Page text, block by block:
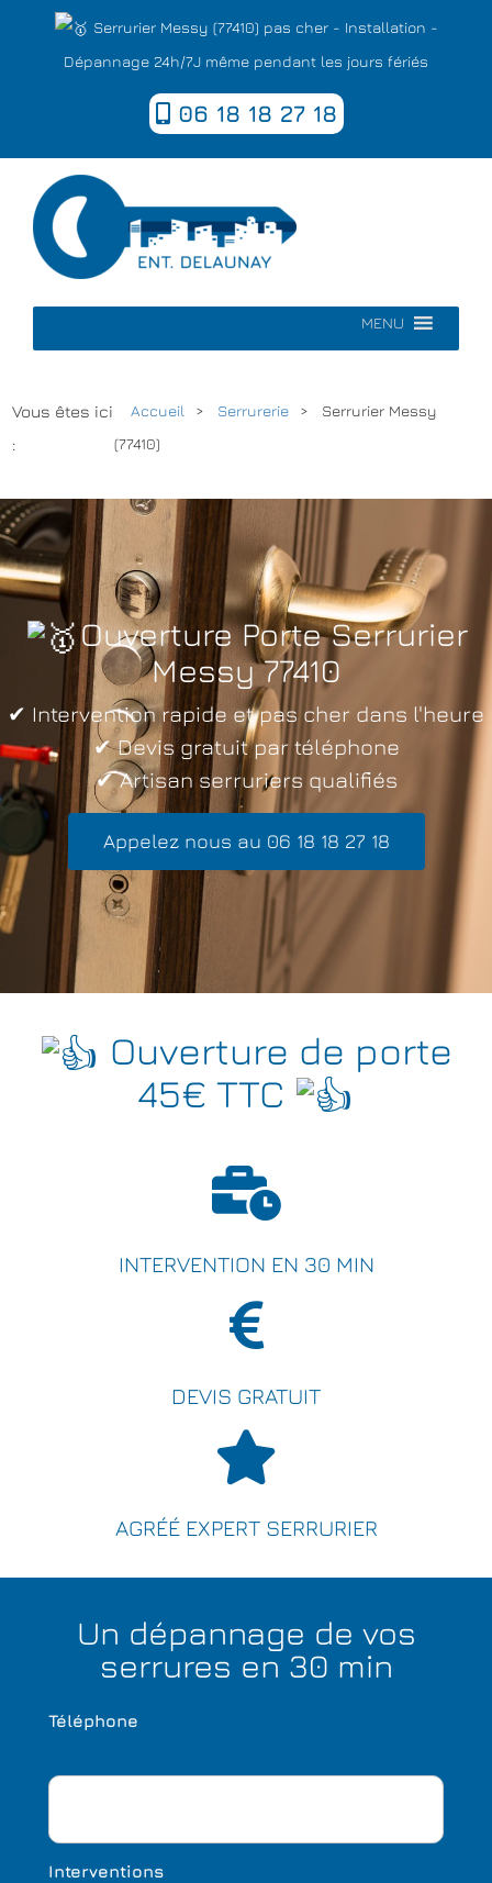
Serrurier Messy (77410) pas cher - Installation -
Dépannage 24h/7J même pendant les jours fériés
06 18 18 27 18
MENU
Vous êtes ici
:
Accueil Serrurerie
Serrurier Messy
(77410)
Ouverture Porte Serrurier
Messy 77410
✔ Intervention rapide et pas cher dans l'heure
✔ Devis gratuit par téléphone
✔ Artisan serruriers qualifiés
Appelez nous au 06 18 18 27 18
Ouverture de porte
45€ TTC
INTERVENTION EN 30 MIN
DEVIS GRATUIT
AGRÉÉ EXPERT SERRURIER
Un dépannage de vos
serrures en 30 min
Téléphone
Interventions